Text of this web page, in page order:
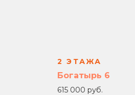
2 ЭТАЖА
Богатырь 6
615 000 руб.